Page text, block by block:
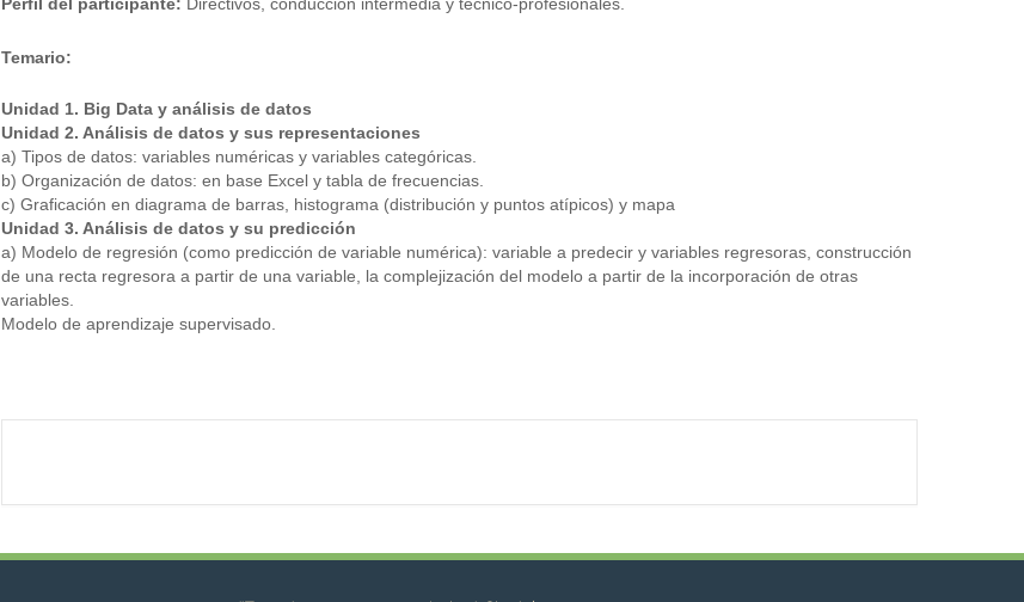
Temario:
Unidad 1. Big Data y análisis de datos
Unidad 2. Análisis de datos y sus representaciones
a) Tipos de datos: variables numéricas y variables categóricas.
b) Organización de datos: en base Excel y tabla de frecuencias.
c) Graficación en diagrama de barras, histograma (distribución y puntos atípicos) y mapa
Unidad 3. Análisis de datos y su predicción
a) Modelo de regresión (como predicción de variable numérica): variable a predecir y variables regresoras, construcción
de una recta regresora a partir de una variable, la complejización del modelo a partir de la incorporación de otras
variables.
Modelo de aprendizaje supervisado.